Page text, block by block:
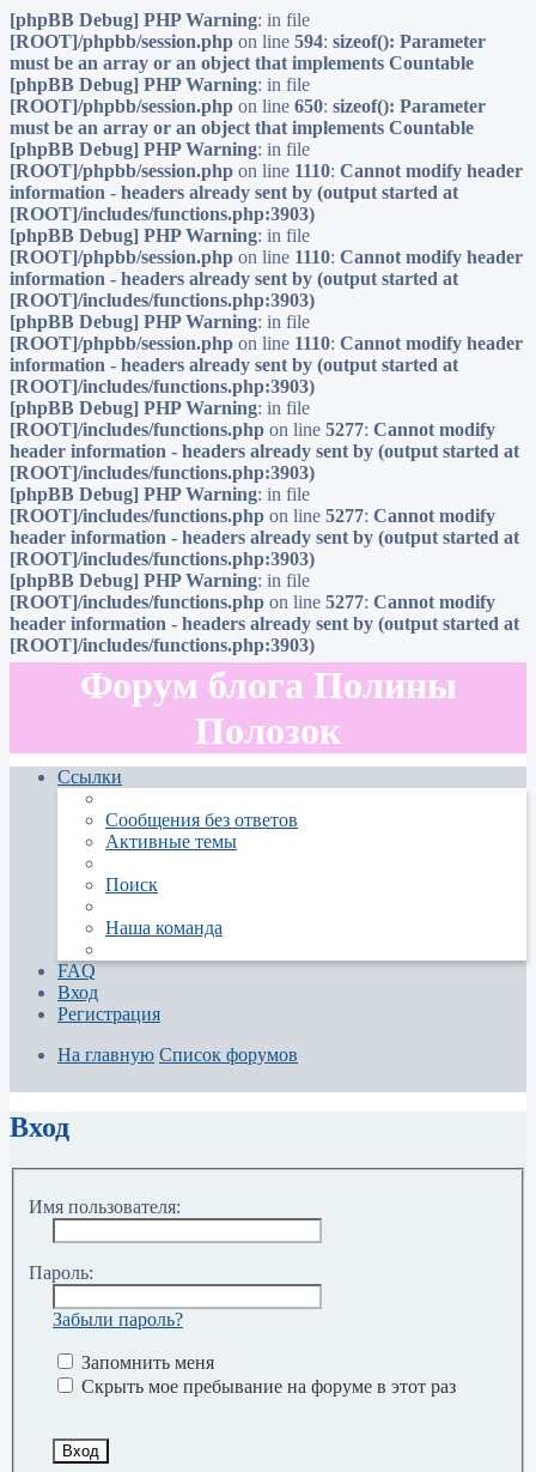
[phpBB Debug] PHP Warning: in file
[ROOT]/phpbb/session.php on line 594: sizeof(): Parameter
must be an array or an object that implements Countable
[phpBB Debug] PHP Warning: in file
[ROOT]/phpbb/session.php on line 650: sizeof(): Parameter
must be an array or an object that implements Countable
[phpBB Debug] PHP Warning: in file
[ROOT]/phpbb/session.php on line 1110: Cannot modify header
information - headers already sent by (output started at
[ROOT]/includes/functions.php:3903)
[phpBB Debug] PHP Warning: in file
[ROOT]/phpbb/session.php on line 1110: Cannot modify header
information - headers already sent by (output started at
[ROOT]/includes/functions.php:3903)
[phpBB Debug] PHP Warning: in file
[ROOT]/phpbb/session.php on line 1110: Cannot modify header
information - headers already sent by (output started at
[ROOT]/includes/functions.php:3903)
[phpBB Debug] PHP Warning: in file
[ROOT]/includes/functions.php on line 5277: Cannot modify
header information - headers already sent by (output started at
[ROOT]/includes/functions.php:3903)
[phpBB Debug] PHP Warning: in file
[ROOT]/includes/functions.php on line 5277: Cannot modify
header information - headers already sent by (output started at
[ROOT]/includes/functions.php:3903)
[phpBB Debug] PHP Warning: in file
[ROOT]/includes/functions.php on line 5277: Cannot modify
header information - headers already sent by (output started at
[ROOT]/includes/functions.php:3903)
Форум блога Полины
Полозок
Ссылки
Сообщения без ответов
Активные темы
Поиск
Наша команда
FAQ
Вход
Регистрация
На главную Список форумов
Вход
Имя пользователя:
Пароль:
Забыли пароль?
Запомнить меня
Скрыть мое пребывание на форуме в этот раз